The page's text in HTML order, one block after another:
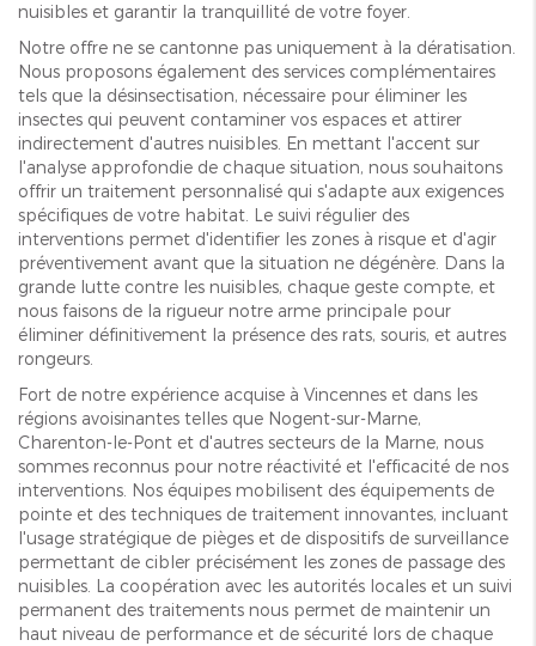
nuisibles et garantir la tranquillité de votre foyer.
Notre offre ne se cantonne pas uniquement à la dératisation.
Nous proposons également des services complémentaires
tels que la désinsectisation, nécessaire pour éliminer les
insectes qui peuvent contaminer vos espaces et attirer
indirectement d'autres nuisibles. En mettant l'accent sur
l'analyse approfondie de chaque situation, nous souhaitons
offrir un traitement personnalisé qui s'adapte aux exigences
spécifiques de votre habitat. Le suivi régulier des
interventions permet d'identifier les zones à risque et d'agir
préventivement avant que la situation ne dégénère. Dans la
grande lutte contre les nuisibles, chaque geste compte, et
nous faisons de la rigueur notre arme principale pour
éliminer définitivement la présence des rats, souris, et autres
rongeurs.
Fort de notre expérience acquise à Vincennes et dans les
régions avoisinantes telles que Nogent-sur-Marne,
Charenton-le-Pont et d'autres secteurs de la Marne, nous
sommes reconnus pour notre réactivité et l'efficacité de nos
interventions. Nos équipes mobilisent des équipements de
pointe et des techniques de traitement innovantes, incluant
l'usage stratégique de pièges et de dispositifs de surveillance
permettant de cibler précisément les zones de passage des
nuisibles. La coopération avec les autorités locales et un suivi
permanent des traitements nous permet de maintenir un
haut niveau de performance et de sécurité lors de chaque